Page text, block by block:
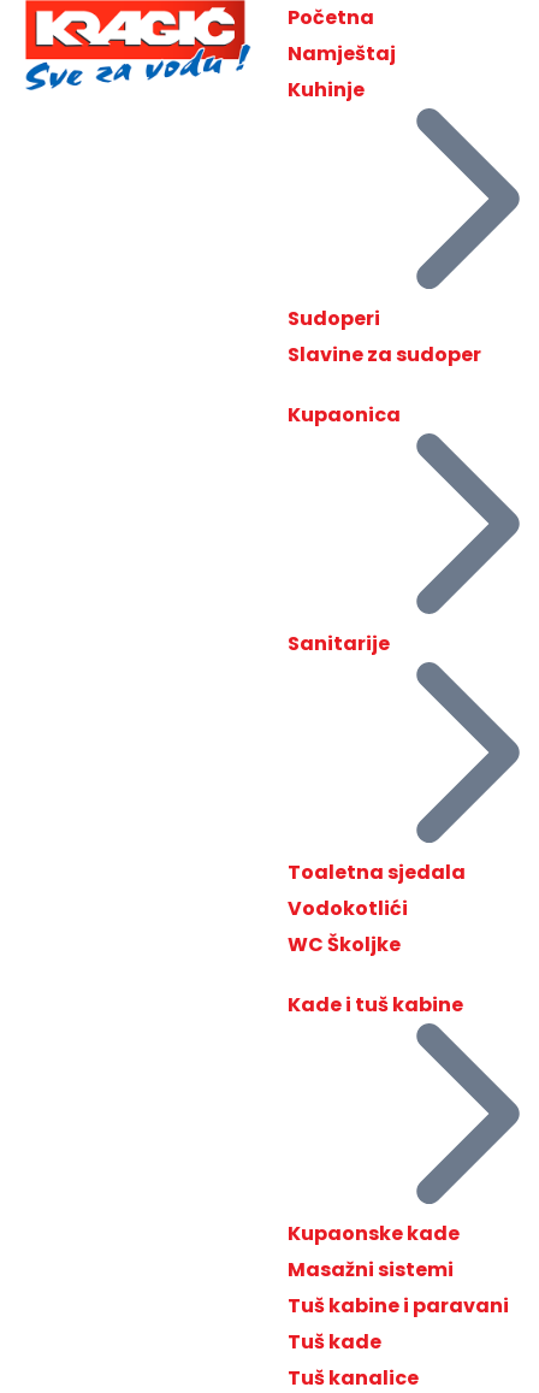
Početna
Namještaj
Kuhinje
Sudoperi
Slavine za sudoper
Kupaonica
Sanitarije
Toaletna sjedala
Vodokotlići
WC Školjke
Kade i tuš kabine
Kupaonske kade
Masažni sistemi
Tuš kabine i paravani
Tuš kade
Tuš kanalice